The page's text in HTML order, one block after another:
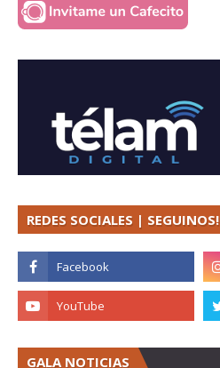
REDES SOCIALES | SEGUINOS!
GALA NOTICIAS